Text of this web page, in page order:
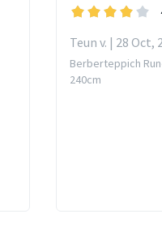
Teun v. | 28 Oct,
Berberteppich
240cm